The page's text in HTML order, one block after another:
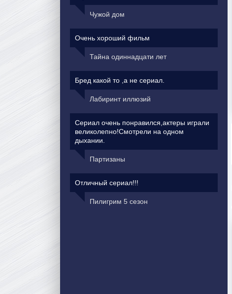
Чужой дом
Очень хороший фильм
Тайна одиннадцати лет
Бред какой то ,а не сериал.
Лабиринт иллюзий
Сериал очень понравился,актеры играли
великолепно!Смотрели на одном
дыхании.
Партизаны
Отличный сериал!!!
Пилигрим 5 сезон